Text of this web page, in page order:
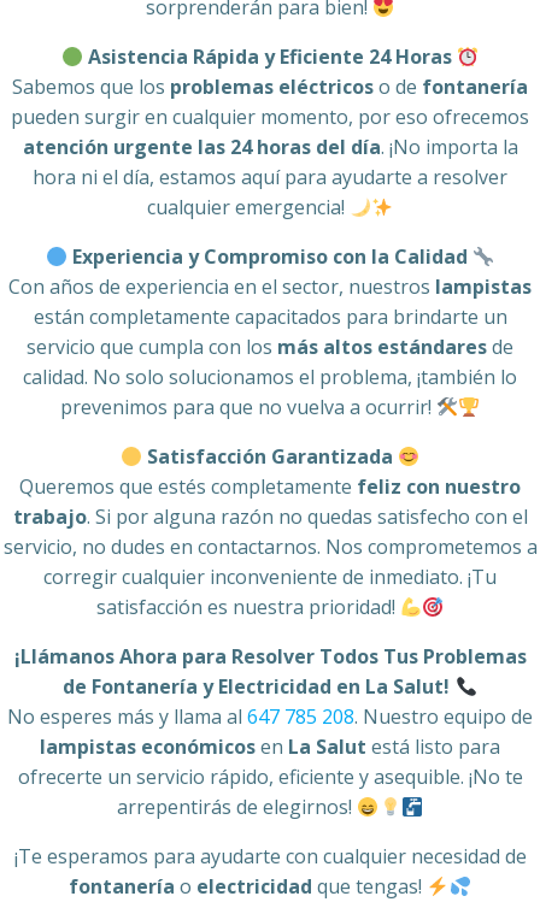
sorprenderán para bien!
Asistencia Rápida y Eficiente 24 Horas
Sabemos que los problemas eléctricoso de fontanería
pueden surgir en cualquier momento, por eso ofrecemos
atención urgente las 24 horas del día. ¡No importa la
hora ni el día, estamos aquí para ayudarte a resolver
cualquier emergencia!
Experiencia y Compromiso con la Calidad
Con años de experiencia en el sector, nuestros lampistas
están completamente capacitados para brindarte un
servicio que cumpla con los más altos estándaresde
calidad. No solo solucionamos el problema, ¡también lo
prevenimos para que no vuelva a ocurrir!
Satisfacción Garantizada
Queremos que estés completamente feliz con nuestro
trabajo. Si por alguna razón no quedas satisfecho con el
servicio, no dudes en contactarnos. Nos comprometemos a
corregir cualquier inconveniente de inmediato. ¡Tu
satisfacción es nuestra prioridad!
¡Llámanos Ahora para Resolver Todos Tus Problemas
de Fontanería y Electricidad en La Salut!
No esperes más y llama al 647 785 208. Nuestro equipo de
lampistas económicosen La Salut está listo para
ofrecerte un servicio rápido, eficiente y asequible. ¡No te
arrepentirás de elegirnos!
¡Te esperamos para ayudarte con cualquier necesidad de
fontanería o electricidad que tengas!